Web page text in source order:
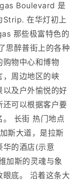
Boulevard 是
Strip. 在华灯初上
那些极富特色的
思醉普街上的各种
购物中心和博物
，周边地区的峡
及户外愉悦的好
可以根据客户要
。 长街 热门地点
斯大道，是拉斯
华的酒店(示意
加斯的灵魂与象
眼底。 沿着这条大